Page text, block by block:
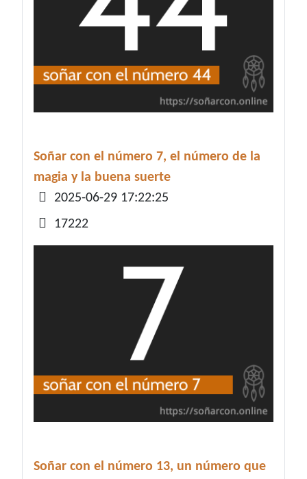
Soñar con el número 7, el número de la
magia y la buena suerte
Detalles
2025-06-29 17:22:25
17222
Soñar con el número 13, un número que